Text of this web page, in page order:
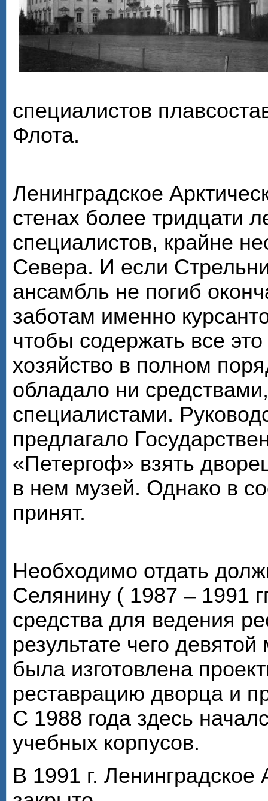
специалистов
Флота.
Ленинградское
стенах более тридцати
специалистов, крайне
Севера. И если
ансамбль не погиб
заботам именно
чтобы содержать все
хозяйство в полном
обладало ни
специалистами.
предлагало
«Петергоф» взять
в нем музей. Однако в
принят.
Необходимо отдать
Селянину ( 1987 – 1991
средства для ведения
результате чего
была изготовлена
реставрацию дворца и
С 1988 года здесь
учебных корпусов.
В 1991 г.